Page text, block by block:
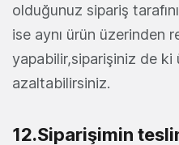
olduğunuz sipariş
ise aynı ürün üzerinden
yapabilir,siparişiniz de ki
azaltabilirsiniz.
12.Siparişimin